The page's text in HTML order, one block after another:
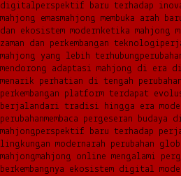
digitalperspektif baru terhadap
mahjong emasmahjong membuka arah
dan ekosistem modernketika mahjong
zaman dan perkembangan teknologi
mahjong yang lebih terhubung
mendorong adaptasi mahjong di era
menarik perhatian di tengah
perkembangan platform terdapat
berjalandari tradisi hingga era
perubahanmembaca pergeseran
mahjongperspektif baru terhadap
lingkungan modernarah perubahan
mahjongmahjong online mengalami
berkembangnya ekosistem digital